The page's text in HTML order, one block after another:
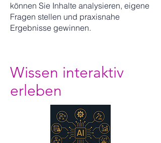
können Sie Inhalte analysieren, eigene
Fragen stellen und praxisnahe
Ergebnisse gewinnen.
Wissen interaktiv
erleben